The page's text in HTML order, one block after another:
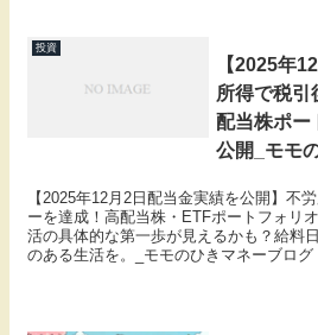
投資
【2025年
所得で税引
配当株ポー
公開_モモ
【2025年12月2日配当金実績を公開】不
ーを達成！高配当株・ETFポートフォリ
活の具体的な第一歩が見えるかも？給料
のある生活を。_モモのひきマネーブログ